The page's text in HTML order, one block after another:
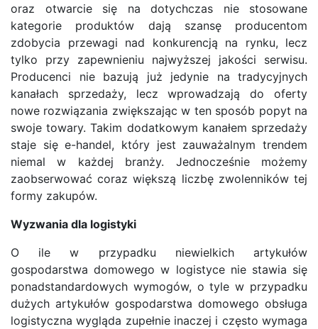
oraz otwarcie się na dotychczas nie stosowane
kategorie produktów dają szansę producentom
zdobycia przewagi nad konkurencją na rynku, lecz
tylko przy zapewnieniu najwyższej jakości serwisu.
Producenci nie bazują już jedynie na tradycyjnych
kanałach sprzedaży, lecz wprowadzają do oferty
nowe rozwiązania zwiększając w ten sposób popyt na
swoje towary. Takim dodatkowym kanałem sprzedaży
staje się e-handel, który jest zauważalnym trendem
niemal w każdej branży. Jednocześnie możemy
zaobserwować coraz większą liczbę zwolenników tej
formy zakupów.
Wyzwania dla logistyki
O ile w przypadku niewielkich artykułów
gospodarstwa domowego w logistyce nie stawia się
ponadstandardowych wymogów, o tyle w przypadku
dużych artykułów gospodarstwa domowego obsługa
logistyczna wygląda zupełnie inaczej i często wymaga